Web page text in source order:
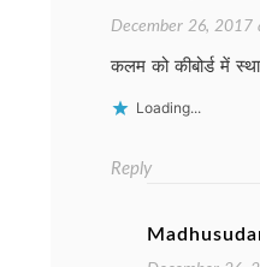
December 26, 2017
कलम को कीबोर्ड में
Loading...
Reply